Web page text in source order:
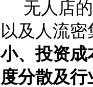
无人店的
以及人流
小、投资成
度分散及